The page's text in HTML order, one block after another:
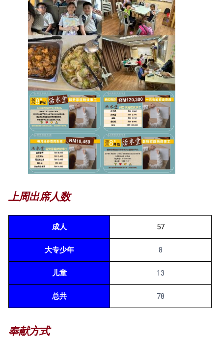
上周出席人数
成人 57
大专少年 8
儿童 13
总共 78
奉献方式